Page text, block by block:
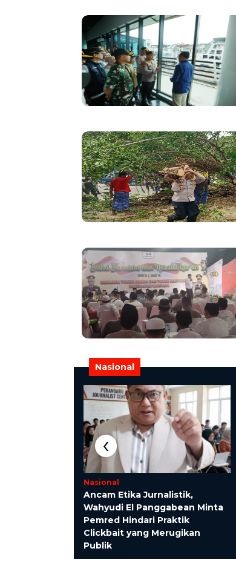
Nasional
Nasional
Ancam Etika Jurnalistik,
Wahyudi El Panggabean Minta
Pemred Hindari Praktik
Clickbait yang Merugikan
Publik
‹